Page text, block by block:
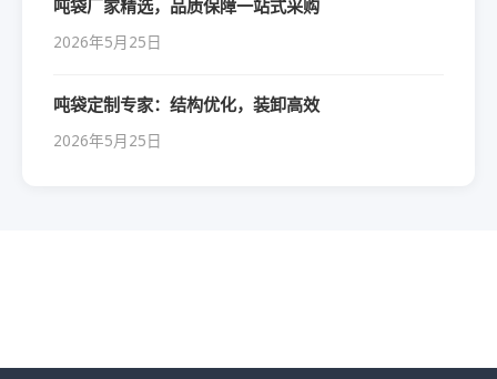
吨袋厂家精选，品质保障一站式采购
2026年5月25日
吨袋定制专家：结构优化，装卸高效
2026年5月25日